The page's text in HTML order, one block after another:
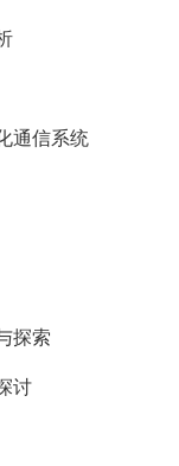
通信系统
探索
讨